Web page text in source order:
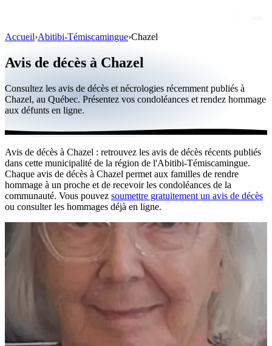
Personnalités publiques
Québec
Canada
International
Par région
Par ville
Maisons funéraires
Éternea
Publier un avis
Accueil›Abitibi-Témiscamingue›Chazel
Avis de décès à Chazel
Consultez les avis de décès et nécrologies récemment publiés à
Chazel, au Québec. Présentez vos condoléances et rendez hommage
aux défunts en ligne.
Avis de décès à Chazel : retrouvez les avis de décès récents publiés
dans cette municipalité de la région de l'Abitibi-Témiscamingue.
Chaque avis de décès à Chazel permet aux familles de rendre
hommage à un proche et de recevoir les condoléances de la
communauté. Vous pouvez soumettre gratuitement un avis de décès
ou consulter les hommages déjà en ligne.